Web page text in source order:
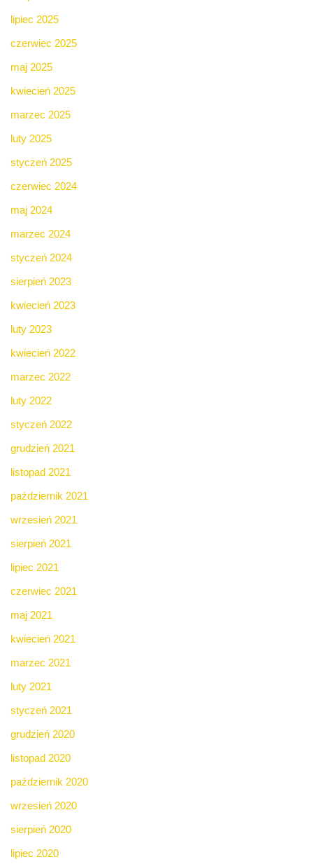
lipiec 2025
czerwiec 2025
maj 2025
kwiecień 2025
marzec 2025
luty 2025
styczeń 2025
czerwiec 2024
maj 2024
marzec 2024
styczeń 2024
sierpień 2023
kwiecień 2023
luty 2023
kwiecień 2022
marzec 2022
luty 2022
styczeń 2022
grudzień 2021
listopad 2021
październik 2021
wrzesień 2021
sierpień 2021
lipiec 2021
czerwiec 2021
maj 2021
kwiecień 2021
marzec 2021
luty 2021
styczeń 2021
grudzień 2020
listopad 2020
październik 2020
wrzesień 2020
sierpień 2020
lipiec 2020